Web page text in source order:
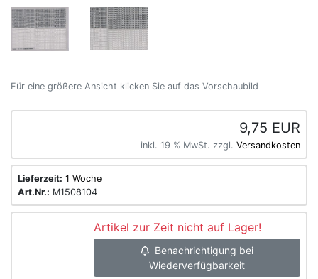
Für eine größere Ansicht klicken Sie auf das Vorschaubild
9,75 EUR
inkl. 19 % MwSt. zzgl. Versandkosten
Lieferzeit: 1 Woche
Art.Nr.: M1508104
Artikel zur Zeit nicht auf Lager!
Benachrichtigung bei
Wiederverfügbarkeit